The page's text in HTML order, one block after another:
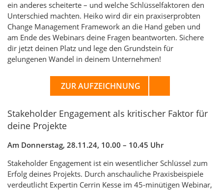
ein anderes scheiterte – und welche Schlüsselfaktoren den
Unterschied machten. Heiko wird dir ein praxiserprobten
Change Management Framework an die Hand geben und
am Ende des Webinars deine Fragen beantworten. Sichere
dir jetzt deinen Platz und lege den Grundstein für
gelungenen Wandel in deinem Unternehmen!
ZUR AUFZEICHNUNG
Stakeholder Engagement als kritischer Faktor für
deine Projekte
Am Donnerstag, 28.11.24, 10.00 – 10.45 Uhr
Stakeholder Engagement ist ein wesentlicher Schlüssel zum
Erfolg deines Projekts. Durch anschauliche Praxisbeispiele
verdeutlicht Expertin Cerrin Kesse im 45-minütigen Webinar,